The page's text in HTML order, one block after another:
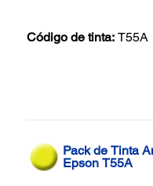
Código de tinta: T55A
Pack de Tinta
Epson T55A